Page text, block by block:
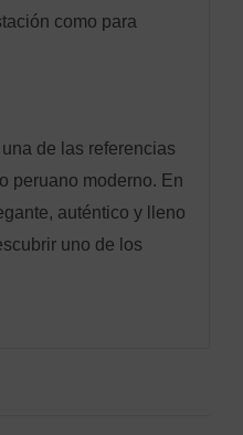
como para
una de las referencias
peruano moderno. En
auténtico y lleno
uno de los